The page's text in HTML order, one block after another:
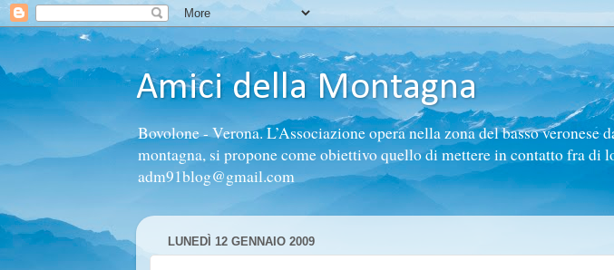
Amici della Montagna
Bovolone - Verona. L’Associazione opera nella zona del basso
montagna, si propone come obiettivo quello di mettere in contatto fra
adm91blog@gmail.com
LUNEDÌ 12 GENNAIO 2009